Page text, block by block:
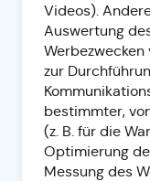
Videos).
Auswertung
zur
bestimmter,
(z. B. für die
Optimierung
Messung des